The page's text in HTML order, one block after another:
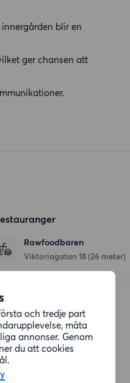
och tredje part
mäta
annonser. Genom
du att cookies
blir en
ger chansen att
Rawfoodbaren
Viktoriagatan 18 (26 meter)
Viktoriagatan(32 meter)